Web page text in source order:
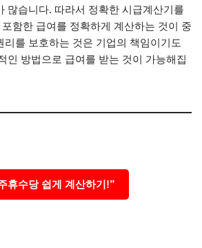
많습니다. 따라서 정확한 시급계산기를
함한 급여를 정확하게 계산하는 것이 중
리를 보호하는 것은 기업의 책임이기도
인 방법으로 급여를 받는 것이 가능해집
휴수당 쉽게 계산하기!”